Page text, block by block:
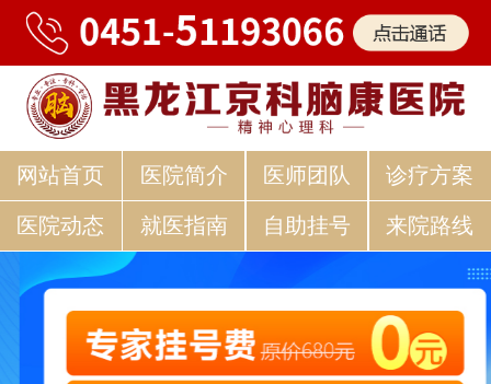
网站首页 医院简介 医师团队 诊疗方案
医院动态 就医指南 自助挂号 来院路线